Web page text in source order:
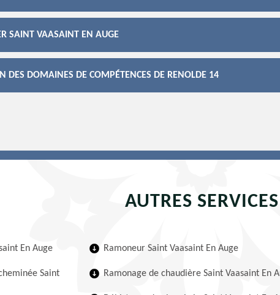
SAINT VAASAINT EN AUGE
DES DOMAINES DE COMPÉTENCES DE RENOLDE 14
AUTRES SERVICES
En Auge
Saint
Ramoneur Saint Vaasaint En Auge
Ramonage de chaudière Saint Vaasaint En